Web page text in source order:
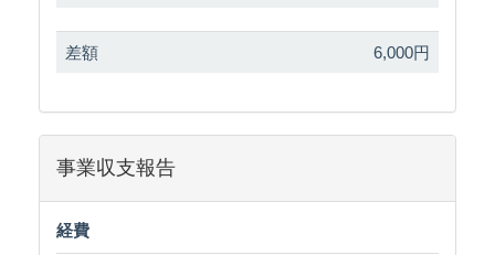
差額 6,000円
事業収支報告
経費